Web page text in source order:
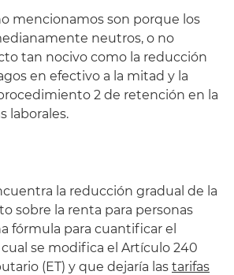
mencionamos son porque los
neutros, o no
tan nocivo como la reducción
en efectivo a la mitad y la
2 de retención en la
laborales.
la reducción gradual de la
sobre la renta para personas
fórmula para cuantificar el
se modifica el Artículo 240
(ET) y que dejaría las tarifas